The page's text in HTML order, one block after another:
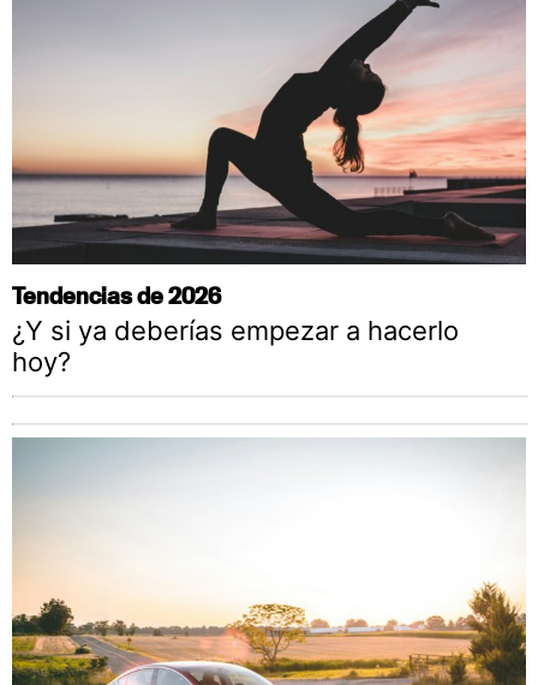
Tendencias de 2026
¿Y si ya deberías empezar a hacerlo
hoy?